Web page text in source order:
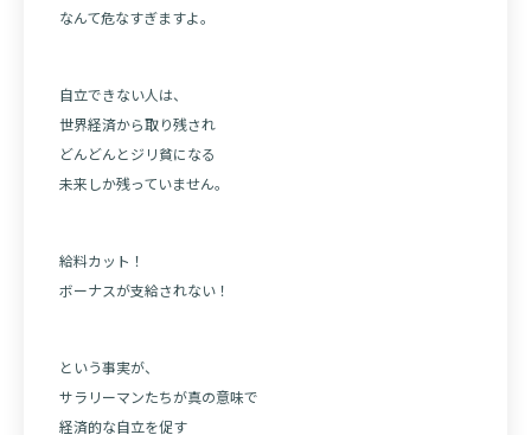
なんて危なすぎますよ。
自立できない人は、
世界経済から取り残され
どんどんとジリ貧になる
未来しか残っていません。
給料カット！
ボーナスが支給されない！
という事実が、
サラリーマンたちが真の意味で
経済的な自立を促す